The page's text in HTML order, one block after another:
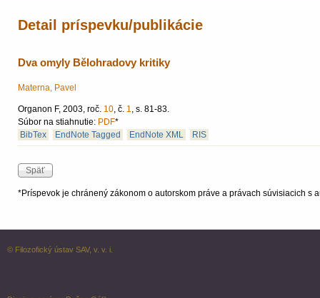
Detail príspevku/publikácie
Dva omyly Bělohradovy kritiky
Materna, Pavel
Organon F, 2003, roč. 10, č. 1, s. 81-83.
Súbor na stiahnutie: PDF*
BibTex
EndNote Tagged EndNote XML RIS
*Príspevok je chránený zákonom o autorskom práve a právach súvisiacich s
© Filozofický ústav SAV, v. v. i.